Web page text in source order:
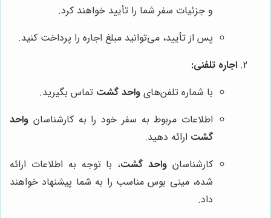
و جزئیات سفر شما را تأیید خواهند کرد.
پس از تأیید، می‌توانید مبلغ اجاره را پرداخت کنید.
اجاره تلفنی:
با شماره تلفن‌های واحد گشت تماس بگیرید.
اطلاعات مربوط به سفر خود را به کارشناسان واحد
گشت ارائه دهید.
کارشناسان واحد گشت، با توجه به اطلاعات ارائه
شده، مینی بوس مناسب را به شما پیشنهاد خواهند
داد.